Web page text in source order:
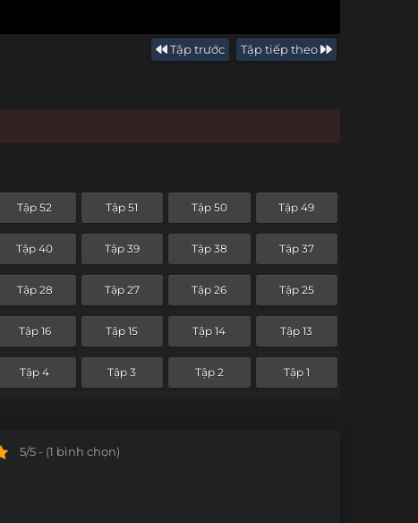
Tập trước Tập tiếp theo
Tập 52 Tập 51 Tập 50 Tập 49
Tập 40 Tập 39 Tập 38 Tập 37
Tập 28 Tập 27 Tập 26 Tập 25
Tập 16 Tập 15 Tập 14 Tập 13
Tập 4 Tập 3 Tập 2 Tập 1
5/5 - (1 bình chọn)